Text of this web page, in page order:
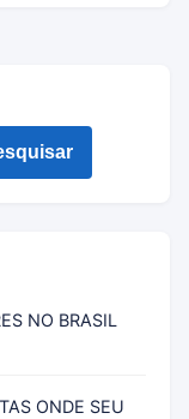
NO BRASIL
ONDE SEU